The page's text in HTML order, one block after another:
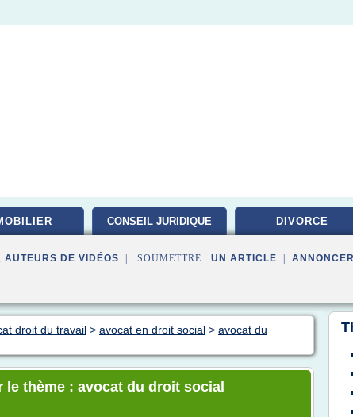
CONSEIL JURIDIQUE DIVORCE
AUTEURS DE VIDÉOS | SOUMETTRE : UN ARTICLE ANNONCER
droit du travail > avocat en droit social > avocat du
thème : avocat du droit social